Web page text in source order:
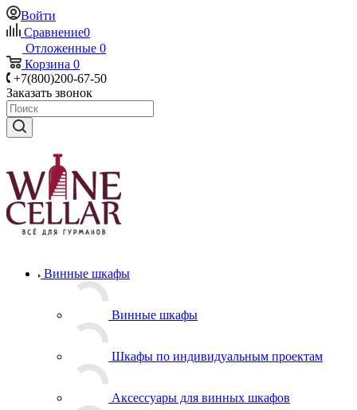
Войти
Сравнение0
Отложенные 0
Корзина 0
+7(800)200-67-50
Заказать звонок
Винные шкафы
Винные шкафы
Шкафы по индивидуальным проектам
Аксессуары для винных шкафов